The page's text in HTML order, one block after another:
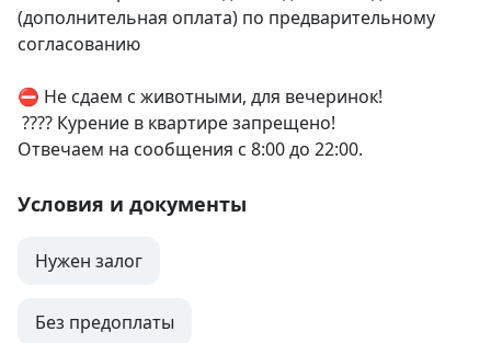
(дополнительная оплата) по предварительному
согласованию
⛔️ Не сдаем с животными, для вечеринок!
Отвечаем на сообщения с 8:00 до 22:00.
Условия и документы
Нужен залог
Без предоплаты